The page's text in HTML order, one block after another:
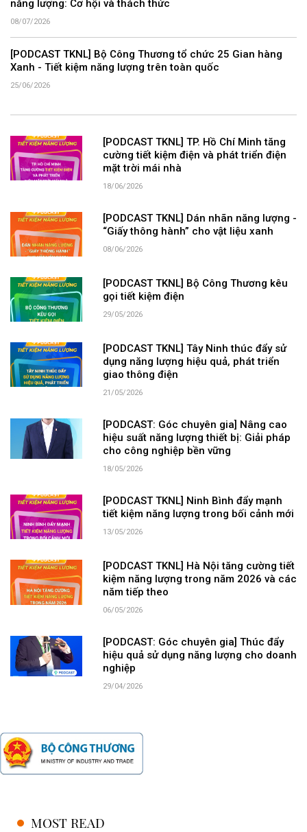
năng lượng: Cơ hội và thách thức
08/07/2026
[PODCAST TKNL] Bộ Công Thương tổ chức 25 Gian hàng
Xanh - Tiết kiệm năng lượng trên toàn quốc
25/06/2026
[PODCAST TKNL] TP. Hồ Chí Minh tăng
cường tiết kiệm điện và phát triển điện
mặt trời mái nhà
18/06/2026
[PODCAST TKNL] Dán nhãn năng lượng -
“Giấy thông hành” cho vật liệu xanh
08/06/2026
[PODCAST TKNL] Bộ Công Thương kêu
gọi tiết kiệm điện
29/05/2026
[PODCAST TKNL] Tây Ninh thúc đẩy sử
dụng năng lượng hiệu quả, phát triển
giao thông điện
21/05/2026
[PODCAST: Góc chuyên gia] Nâng cao
hiệu suất năng lượng thiết bị: Giải pháp
cho công nghiệp bền vững
18/05/2026
[PODCAST TKNL] Ninh Bình đẩy mạnh
tiết kiệm năng lượng trong bối cảnh mới
13/05/2026
[PODCAST TKNL] Hà Nội tăng cường tiết
kiệm năng lượng trong năm 2026 và các
năm tiếp theo
06/05/2026
[PODCAST: Góc chuyên gia] Thúc đẩy
hiệu quả sử dụng năng lượng cho doanh
nghiệp
29/04/2026
MOST READ